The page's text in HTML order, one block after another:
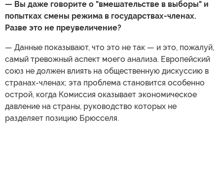
— Вы даже говорите о "вмешательстве в выборы" и
попытках смены режима в государствах-членах.
Разве это не преувеличение?
— Данные показывают, что это не так — и это, пожалуй,
самый тревожный аспект моего анализа. Европейский
союз не должен влиять на общественную дискуссию в
странах-членах; эта проблема становится особенно
острой, когда Комиссия оказывает экономическое
давление на страны, руководство которых не
разделяет позицию Брюсселя.